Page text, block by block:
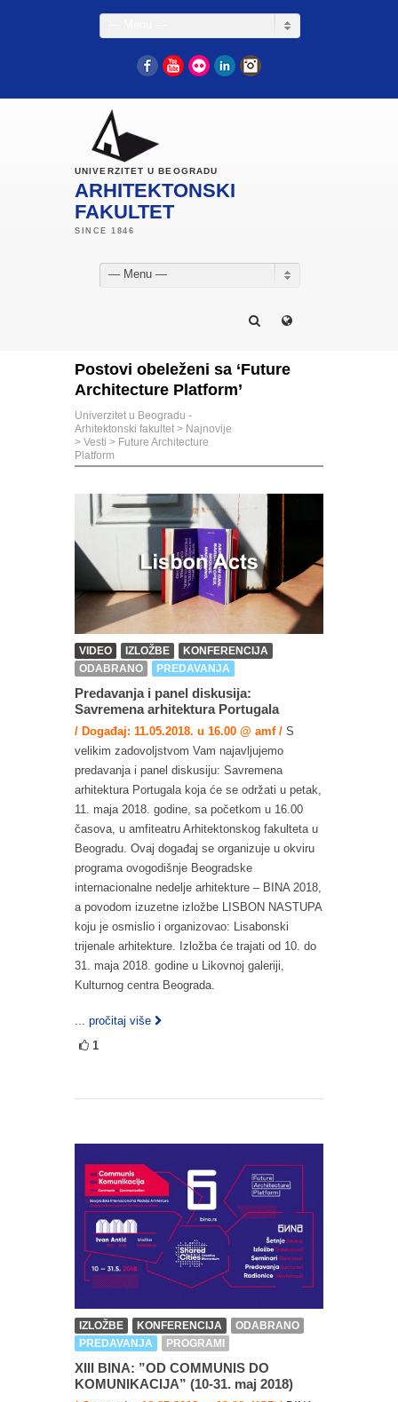
FacebookYouTube
Flickr LinkedIn
UNIVERZITET U BEOGRADU
ARHITEKTONSKI
FAKULTET
— Menu —
Postovi obeleženi sa ‘Future
Architecture Platform’
Univerzitet u Beogradu -
Arhitektonski fakultet > Najnovije
> Vesti > Future Architecture
Platform
VIDEO IZLOŽBE
KONFERENCIJA
ODABRANO
PREDAVANJA
Predavanja i panel diskusija:
Savremena arhitektura Portugala
/ Događaj: 11.05.2018. u 16.00 @ amf / S
velikim zadovoljstvom Vam najavljujemo
predavanja i panel diskusiju: Savremena
arhitektura Portugala koja će se održati u petak,
11. maja 2018. godine, sa početkom u 16.00
časova, u amfiteatru Arhitektonskog fakulteta u
Beogradu. Ovaj događaj se organizuje u okviru
programa ovogodišnje Beogradske
internacionalne nedelje arhitekture – BINA 2018,
a povodom izuzetne izložbe LISBON NASTUPA
koju je osmislio i organizovao: Lisabonski
trijenale arhitekture. Izložba će trajati od 10. do
31. maja 2018. godine u Likovnoj galeriji,
Kulturnog centra Beograda.
... pročitaj više
1
IZLOŽBE KONFERENCIJA
ODABRANO
PREDAVANJA
PROGRAMI
XIII BINA: ”OD COMMUNIS DO
KOMUNIKACIJA” (10-31. maj 2018)